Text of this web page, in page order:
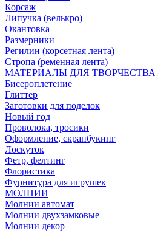
Корсаж
Липучка (велькро)
Окантовка
Размерники
Регилин (корсетная лента)
Стропа (ременная лента)
МАТЕРИАЛЫ ДЛЯ ТВОРЧЕСТВА
Бисероплетение
Глиттер
Заготовки для поделок
Новый год
Проволока, тросики
Оформление, скрапбукинг
Лоскуток
Фетр, фелтинг
Флористика
Фурнитура для игрушек
МОЛНИИ
Молнии автомат
Молнии двухзамковые
Молнии декор